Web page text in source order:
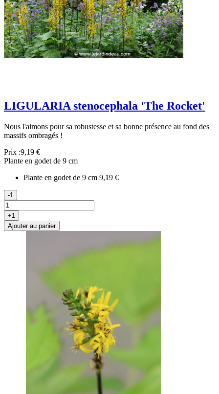
LIGULARIA stenocephala 'The Rocket'
Nous l'aimons pour sa robustesse et sa bonne présence au fond des
massifs ombragés !
Prix :9,19 €
Plante en godet de 9 cm
Plante en godet de 9 cm 9,19 €
-1
+1
Ajouter au panier